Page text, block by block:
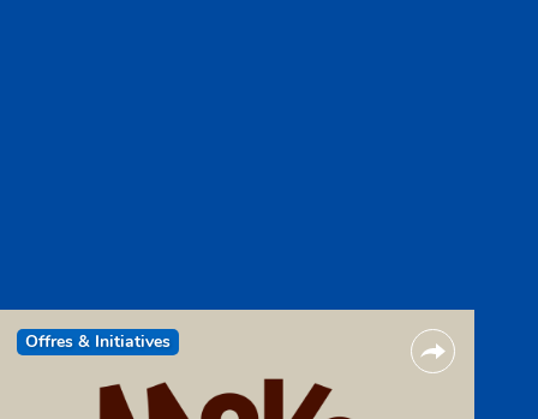
Offres & Initiatives